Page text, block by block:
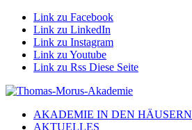
Link zu Facebook
Link zu LinkedIn
Link zu Instagram
Link zu Youtube
Link zu Rss Diese Seite
AKADEMIE IN DEN HÄUSERN
AKTUELLES